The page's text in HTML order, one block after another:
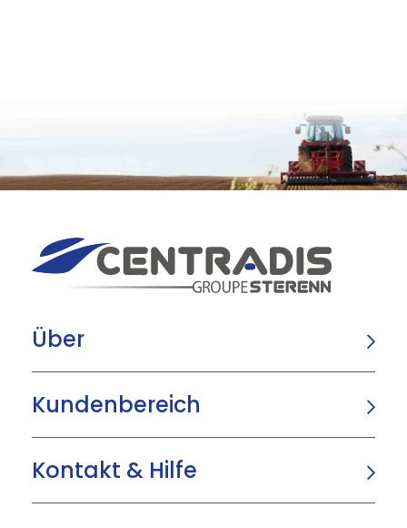
Über
Kundenbereich
Kontakt & Hilfe